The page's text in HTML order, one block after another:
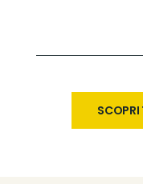
SCOPRI